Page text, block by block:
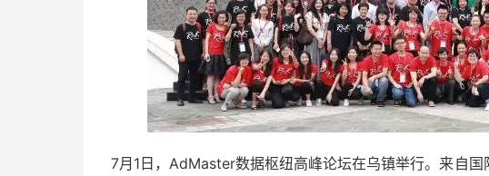
7月1日，AdMaster数据枢纽高峰论坛在乌镇举行。来自